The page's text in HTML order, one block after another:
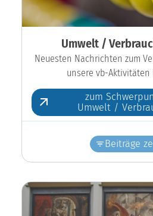
Umwelt /
Neuesten Nachrichten zum
unsere vb-Aktivitäten
zum
Umwelt /
Beiträge